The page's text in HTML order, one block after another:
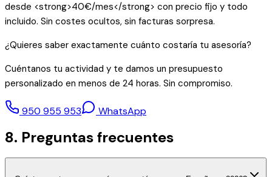
desde <strong>40€/mes</strong> con precio fijo y todo
incluido. Sin costes ocultos, sin facturas sorpresa.
¿Quieres saber exactamente cuánto costaría tu asesoría?
Cuéntanos tu actividad y te damos un presupuesto
personalizado en menos de 24 horas. Sin compromiso.
950 955 953 WhatsApp
8. Preguntas frecuentes